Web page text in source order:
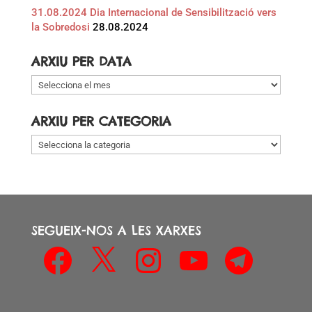
31.08.2024 Dia Internacional de Sensibilització vers
la Sobredosi 28.08.2024
ARXIU PER DATA
Arxiu
per
ARXIU PER CATEGORIA
Arxiu
per
SEGUEIX-NOS A LES XARXES
Facebook Instagram YouTube Telegram